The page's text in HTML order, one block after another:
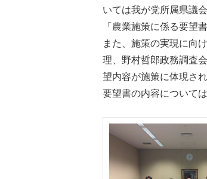
いては我が党所属県議
「農業施策に係る要望
また、施策の実現に向
理、野村哲郎政務調査
望内容が施策に体現さ
要望書の内容については